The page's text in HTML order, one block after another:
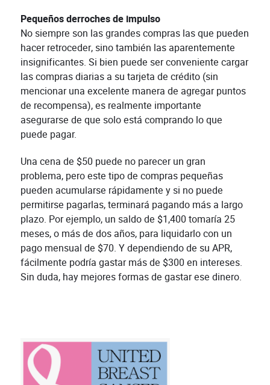
Pequeños derroches de impulso
No siempre son las grandes compras las que pueden
hacer retroceder, sino también las aparentemente
insignificantes. Si bien puede ser conveniente cargar
las compras diarias a su tarjeta de crédito (sin
mencionar una excelente manera de agregar puntos
de recompensa), es realmente importante
asegurarse de que solo está comprando lo que
puede pagar.
Una cena de $50 puede no parecer un gran
problema, pero este tipo de compras pequeñas
pueden acumularse rápidamente y si no puede
permitirse pagarlas, terminará pagando más a largo
plazo. Por ejemplo, un saldo de $1,400 tomaría 25
meses, o más de dos años, para liquidarlo con un
pago mensual de $70. Y dependiendo de su APR,
fácilmente podría gastar más de $300 en intereses.
Sin duda, hay mejores formas de gastar ese dinero.